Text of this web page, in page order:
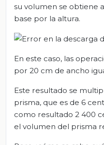
su volumen se obtiene
base por la altura.
En este caso, las
por 20 cm de ancho
Este resultado se
prisma, que es de 6
como resultado 2 400
el volumen del prisma